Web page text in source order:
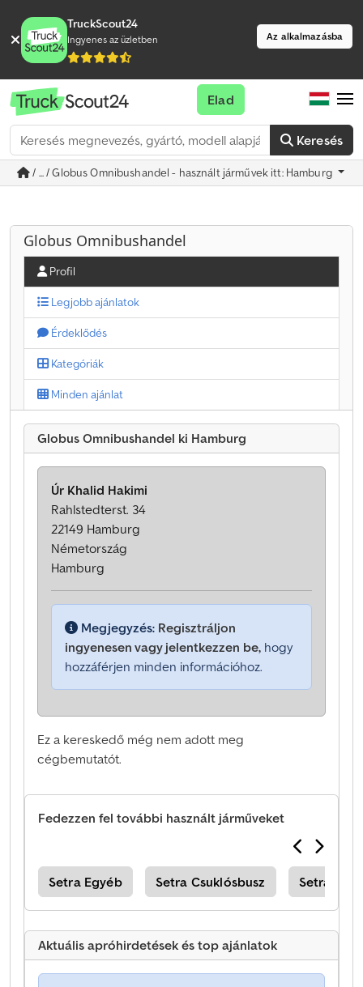
TruckScout24
Ingyenes az üzletben Az alkalmazásba
Keresés
Elad
/ ... / Globus Omnibushandel - használt járművek itt: Hamburg
Globus Omnibushandel
Profil
Legjobb ajánlatok
Érdeklődés
Kategóriák
Minden ajánlat
Globus Omnibushandel ki Hamburg
Ez a kereskedő még nem adott meg
cégbemutatót.
Úr Khalid Hakimi
Rahlstedterst. 34
22149 Hamburg
Németország
Hamburg
Megjegyzés: Regisztráljon
ingyenesen vagy jelentkezzen be, hogy
hozzáférjen minden információhoz.
Fedezzen fel további használt járműveket
Setra Egyéb Setra Csuklósbusz Setra
Aktuális apróhirdetések és top ajánlatok